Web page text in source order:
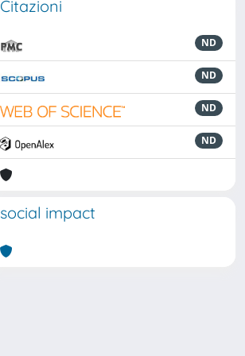
Citazioni
ND
ND
ND
ND
social impact